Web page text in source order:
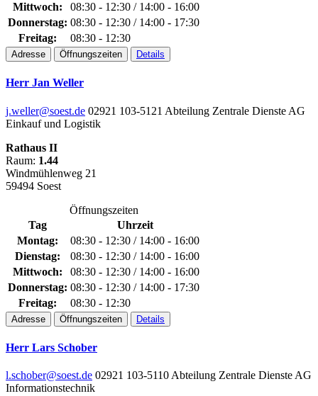
Mittwoch:
08:30 - 12:30 / 14:00 - 16:00
Donnerstag: 08:30 - 12:30 / 14:00 - 17:30
Freitag:
08:30 - 12:30
Adresse Öffnungszeiten Details
Herr Jan Weller
j.weller@soest.de 02921 103-5121 Abteilung Zentrale Dienste AG
Einkauf und Logistik
Rathaus II
Raum: 1.44
Windmühlenweg 21
59494 Soest
Öffnungszeiten
Tag
Uhrzeit
Montag:
08:30 - 12:30 / 14:00 - 16:00
Dienstag:
08:30 - 12:30 / 14:00 - 16:00
Mittwoch:
08:30 - 12:30 / 14:00 - 16:00
Donnerstag: 08:30 - 12:30 / 14:00 - 17:30
Freitag:
08:30 - 12:30
Adresse Öffnungszeiten Details
Herr Lars Schober
l.schober@soest.de 02921 103-5110 Abteilung Zentrale Dienste AG
Informationstechnik